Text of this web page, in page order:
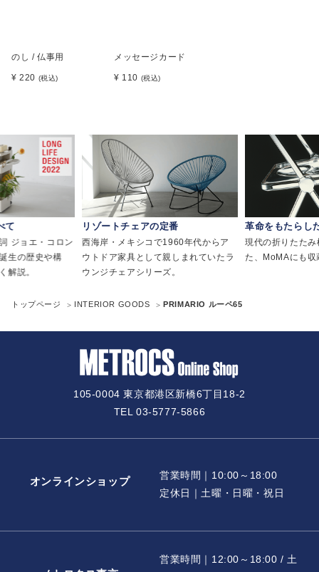
のし / 仏事用
¥ 220 (税込)
メッセージカード
¥ 110 (税込)
て
ジョエ・コロン
生の歴史や構
解説。
リゾートチェアの定番
西海岸・メキシコで1960年代からア
ウトドア家具として親しまれていたラ
ウンジチェアシリーズ。
革命をもたらし
現代の折りたた
た、MoMAにも収
トップページ INTERIOR GOODS PRIMARIO ルーペ65
105-0004 東京都港区新橋6丁目18-2
TEL 03-5777-5866
オンラインショップ
営業時間｜10:00～18:00
定休日｜土曜・日曜・祝日
営業時間｜12:00～18:00 / 土